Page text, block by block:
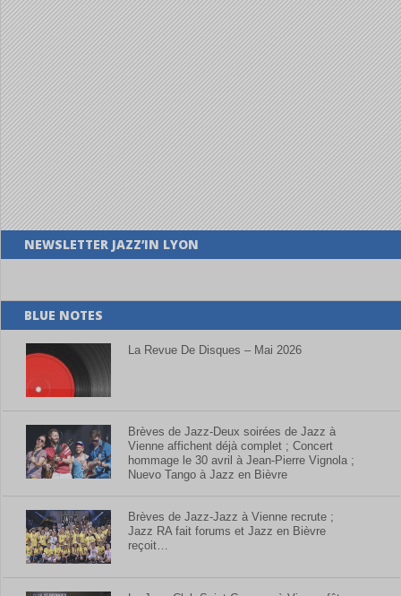
NEWSLETTER JAZZ’IN LYON
BLUE NOTES
La Revue De Disques – Mai 2026
Brèves de Jazz-Deux soirées de Jazz à
Vienne affichent déjà complet ; Concert
hommage le 30 avril à Jean-Pierre Vignola ;
Nuevo Tango à Jazz en Bièvre
Brèves de Jazz-Jazz à Vienne recrute ;
Jazz RA fait forums et Jazz en Bièvre
reçoit…